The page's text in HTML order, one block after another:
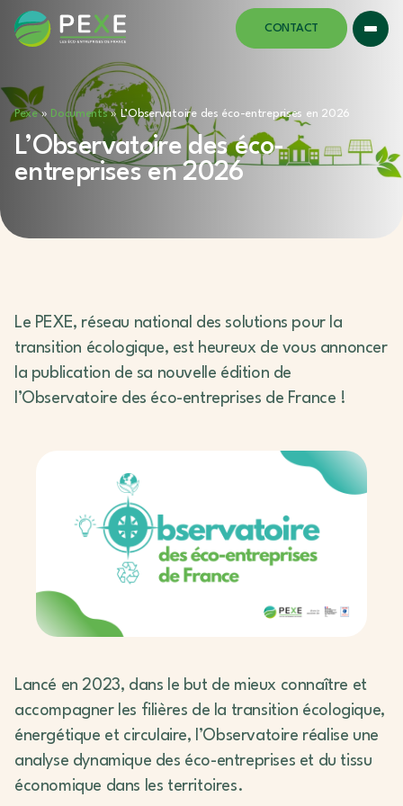
CONTACT
Pexe» Documents» L’Observatoire des éco-entreprises en 2026
L’Observatoire des éco-
entreprises en 2026
Le PEXE, réseau national des solutions pour la
transition écologique, est heureux de vous annoncer
la publication de sa nouvelle édition de
l’Observatoire des éco-entreprises de France !
Lancé en 2023, dans le but de mieux connaître et
accompagner les filières de la transition écologique,
énergétique et circulaire, l’Observatoire réalise une
analyse dynamique des éco-entreprises et du tissu
économique dans les territoires.